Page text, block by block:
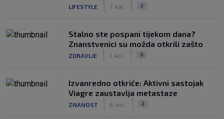
LIFESTYLE 7. kol. 2
Stalno ste pospani tijekom dana?
Znanstvenici su možda otkrili zašto
ZDRAVLJE 7. kol. 0
Izvanredno otkriće: Aktivni sastojak
Viagre zaustavlja metastaze
ZNANOST 6. kol. 2